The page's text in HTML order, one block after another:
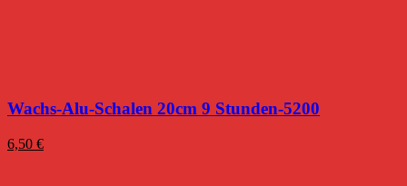
Wachs-Alu-Schalen 20cm 9 Stunden-5200
6,50 €